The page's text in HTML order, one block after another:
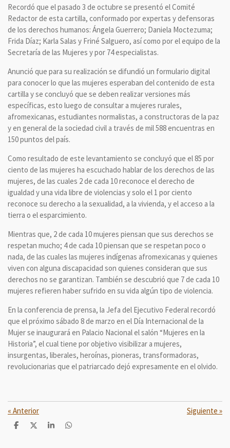
Recordó que el pasado 3 de octubre se presentó el Comité
Redactor de esta cartilla, conformado por expertas y defensoras
de los derechos humanos: Ángela Guerrero; Daniela Moctezuma;
Frida Díaz; Karla Salas y Friné Salguero, así como por el equipo de la
Secretaría de las Mujeres y por 74 especialistas.
Anunció que para su realización se difundió un formulario digital
para conocer lo que las mujeres esperaban del contenido de esta
cartilla y se concluyó que se deben realizar versiones más
específicas, esto luego de consultar a mujeres rurales,
afromexicanas, estudiantes normalistas, a constructoras de la paz
y en general de la sociedad civil a través de mil 588 encuentras en
150 puntos del país.
Como resultado de este levantamiento se concluyó que el 85 por
ciento de las mujeres ha escuchado hablar de los derechos de las
mujeres, de las cuales 2 de cada 10 reconoce el derecho de
igualdad y una vida libre de violencias y solo el 1 por ciento
reconoce su derecho a la sexualidad, a la vivienda, y el acceso a la
tierra o el esparcimiento.
Mientras que, 2 de cada 10 mujeres piensan que sus derechos se
respetan mucho; 4 de cada 10 piensan que se respetan poco o
nada, de las cuales las mujeres indígenas afromexicanas y quienes
viven con alguna discapacidad son quienes consideran que sus
derechos no se garantizan. También se descubrió que 7 de cada 10
mujeres refieren haber sufrido en su vida algún tipo de violencia.
En la conferencia de prensa, la Jefa del Ejecutivo Federal recordó
que el próximo sábado 8 de marzo en el Día Internacional de la
Mujer se inaugurará en Palacio Nacional el salón “Mujeres en la
Historia”, el cual tiene por objetivo visibilizar a mujeres,
insurgentas, liberales, heroínas, pioneras, transformadoras,
revolucionarias que el patriarcado dejó expresamente en el olvido.
« Anterior Siguiente »
C
C
C
C